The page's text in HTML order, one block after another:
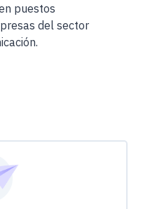
puestos
del sector